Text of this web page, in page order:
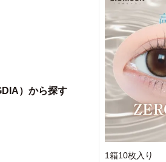
）から探す
1箱10枚入り